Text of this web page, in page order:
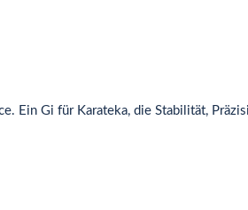
Gi für Karateka, die Stabilität,